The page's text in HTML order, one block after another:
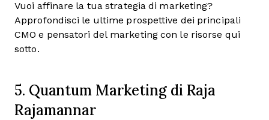
Vuoi affinare la tua strategia di marketing?
Approfondisci le ultime prospettive dei principali
CMO e pensatori del marketing con le risorse qui
sotto.
5. Quantum Marketing di Raja
Rajamannar